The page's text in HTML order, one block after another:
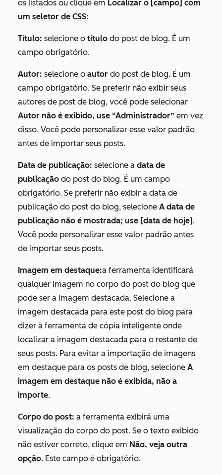
os listados ou clique em Localizar o [campo] com
um seletor de CSS:
Título: selecione o título do post de blog. É um
campo obrigatório.
Autor: selecione o autor do post de blog. É um
campo obrigatório. Se preferir não exibir seus
autores de post de blog, você pode selecionar
Autor não é exibido, use “Administrador” em vez
disso. Você pode personalizar esse valor padrão
antes de importar seus posts.
Data de publicação: selecione a data de
publicação do post do blog. É um campo
obrigatório. Se preferir não exibir a data de
publicação do post do blog, selecione A data de
publicação não é mostrada; use [data de hoje].
Você pode personalizar esse valor padrão antes
de importar seus posts.
Imagem em destaque:a ferramenta identificará
qualquer imagem no corpo do post do blog que
pode ser a imagem destacada. Selecione a
imagem destacada para este post do blog para
dizer à ferramenta de cópia inteligente onde
localizar a imagem destacada para o restante de
seus posts. Para evitar a importação de imagens
em destaque para os posts de blog, selecione A
imagem em destaque não é exibida, não a
importe.
Corpo do post: a ferramenta exibirá uma
visualização do corpo do post. Se o texto exibido
não estiver correto, clique em Não, veja outra
opção. Este campo é obrigatório.